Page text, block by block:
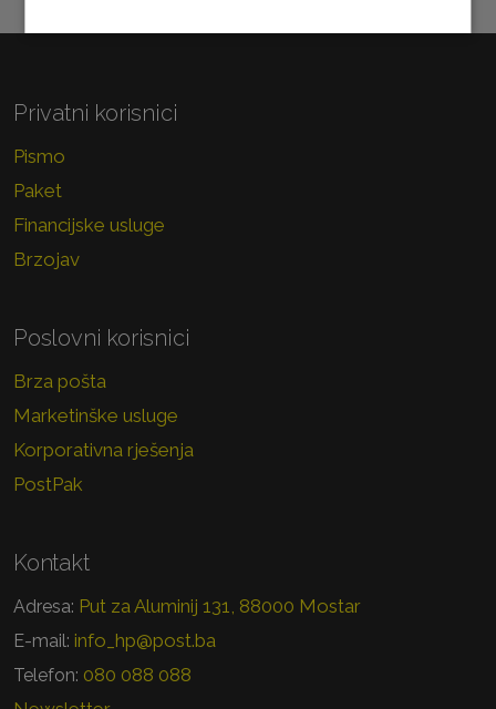
Privatni korisnici
Pismo
Paket
Financijske usluge
Brzojav
Poslovni korisnici
Brza pošta
Marketinške usluge
Korporativna rješenja
PostPak
Kontakt
Adresa: Put za Aluminij 131, 88000 Mostar
E-mail: info_hp@post.ba
Telefon: 080 088 088